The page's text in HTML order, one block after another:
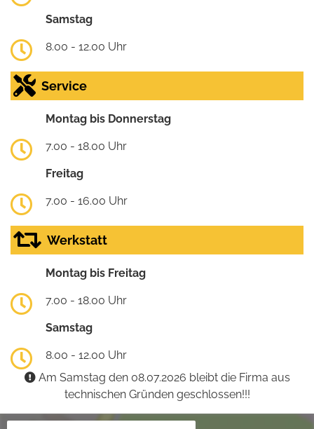
Samstag
8.00 - 12.00 Uhr
Service
Montag bis Donnerstag
7.00 - 18.00 Uhr
Freitag
7.00 - 16.00 Uhr
Werkstatt
Montag bis Freitag
7.00 - 18.00 Uhr
Samstag
8.00 - 12.00 Uhr
Am Samstag den 08.07.2026 bleibt die Firma aus
technischen Gründen geschlossen!!!